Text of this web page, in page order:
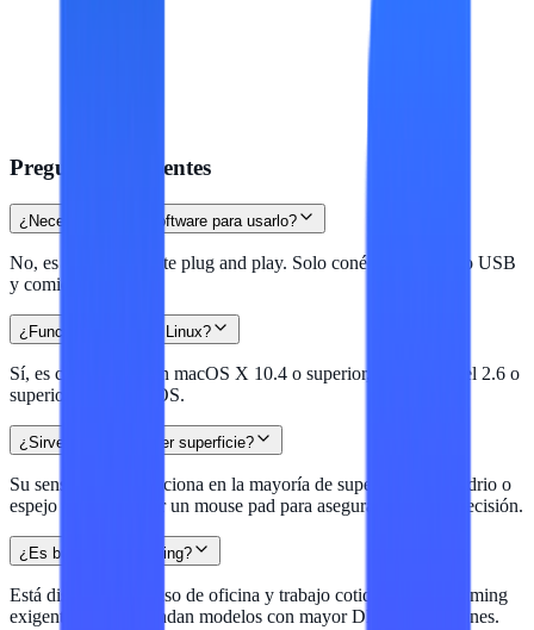
Preguntas frecuentes
¿Necesito instalar software para usarlo?
No, es completamente plug and play. Solo conéctalo al puerto USB
y comienza a usarlo.
¿Funciona en Mac y Linux?
Sí, es compatible con macOS X 10.4 o superior, Linux Kernel 2.6 o
superior y Chrome OS.
¿Sirve sobre cualquier superficie?
Su sensor óptico funciona en la mayoría de superficies. En vidrio o
espejo conviene usar un mouse pad para asegurar la mejor precisión.
¿Es bueno para gaming?
Está diseñado para uso de oficina y trabajo cotidiano. Para gaming
exigente se recomiendan modelos con mayor DPI y más botones.